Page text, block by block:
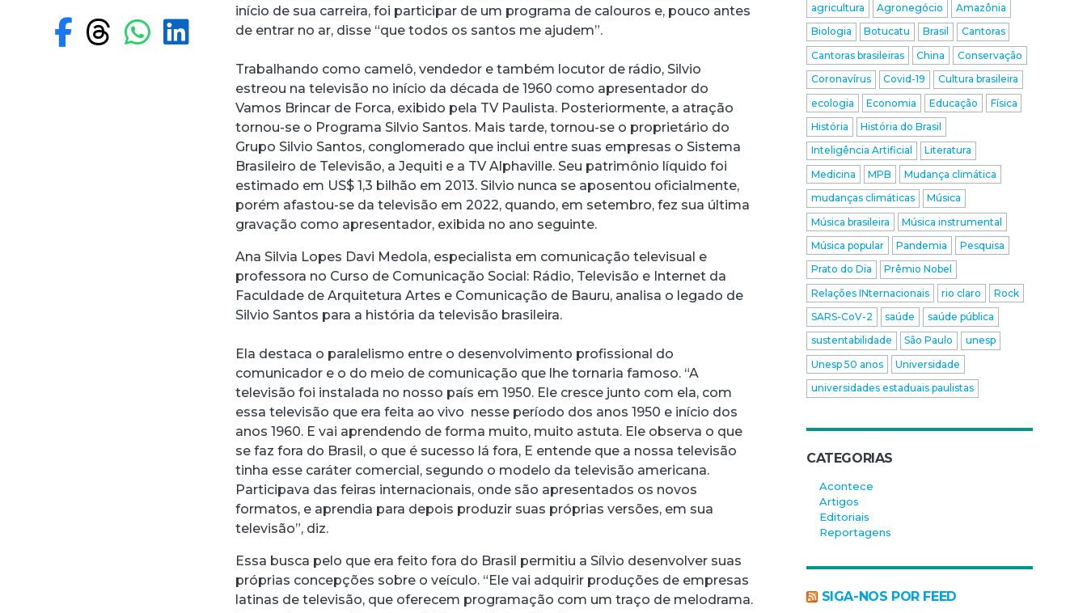
início de sua carreira, foi participar de um programa de calouros e, pouco antes
de entrar no ar, disse “que todos os santos me ajudem”.
Trabalhando como camelô, vendedor e também locutor de rádio, Silvio
estreou na televisão no início da década de 1960 como apresentador do
Vamos Brincar de Forca, exibido pela TV Paulista. Posteriormente, a atração
tornou-se o Programa Silvio Santos. Mais tarde, tornou-se o proprietário do
Grupo Silvio Santos, conglomerado que inclui entre suas empresas o Sistema
Brasileiro de Televisão, a Jequiti e a TV Alphaville. Seu patrimônio líquido foi
estimado em US$ 1,3 bilhão em 2013. Silvio nunca se aposentou oficialmente,
porém afastou-se da televisão em 2022, quando, em setembro, fez sua última
gravação como apresentador, exibida no ano seguinte.
Ana Silvia Lopes Davi Medola, especialista em comunicação televisual e
professora no Curso de Comunicação Social: Rádio, Televisão e Internet da
Faculdade de Arquitetura Artes e Comunicação de Bauru, analisa o legado de
Silvio Santos para a história da televisão brasileira.
Ela destaca o paralelismo entre o desenvolvimento profissional do
comunicador e o do meio de comunicação que lhe tornaria famoso. “A
televisão foi instalada no nosso país em 1950. Ele cresce junto com ela, com
essa televisão que era feita ao vivo nesse período dos anos 1950 e início dos
anos 1960. E vai aprendendo de forma muito, muito astuta. Ele observa o que
se faz fora do Brasil, o que é sucesso lá fora, E entende que a nossa televisão
tinha esse caráter comercial, segundo o modelo da televisão americana.
Participava das feiras internacionais, onde são apresentados os novos
formatos, e aprendia para depois produzir suas próprias versões, em sua
televisão”, diz.
Essa busca pelo que era feito fora do Brasil permitiu a Sílvio desenvolver suas
próprias concepções sobre o veículo. “Ele vai adquirir produções de empresas
latinas de televisão, que oferecem programação com um traço de melodrama.
Compartilhar no Facebook
Compartilhar no Threads
Compartilhar no WhatsApp
Compartilhar no LinkedIn
agricultura Agronegócio
Amazônia
Biologia
Botucatu Brasil
Cantoras
Cantoras brasileiras
China
Conservação
Coronavírus
Covid-19
Cultura brasileira
ecologia
Economia Educação
Física
História
História do Brasil
Inteligência Artificial
Literatura
Medicina
MPB
Mudança climática
mudanças climáticas
Música
Música brasileira
Música instrumental
Música popular
Pandemia
Pesquisa
Prato do Dia
Prêmio Nobel
Relações INternacionais
rio claro
Rock
SARS-CoV-2
saúde
saúde pública
sustentabilidade
São Paulo
unesp
Unesp 50 anos
Universidade
universidades estaduais paulistas
CATEGORIAS
Acontece
Artigos
Editoriais
Reportagens
SIGA-NOS POR FEED